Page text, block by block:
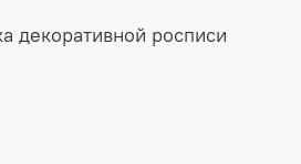
декоративной росписи